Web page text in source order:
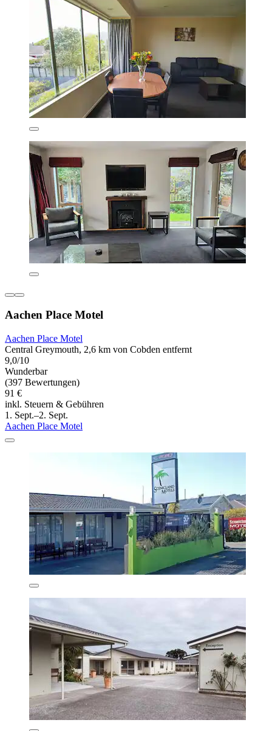
Aachen Place Motel
Aachen Place Motel
Central Greymouth, 2,6 km von Cobden entfernt
9,0/10
Wunderbar
(397 Bewertungen)
91 €
inkl. Steuern & Gebühren
1. Sept.–2. Sept.
Aachen Place Motel